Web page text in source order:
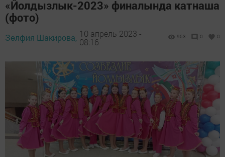
«Йолдызлык-2023» финалында катнаша
(фото)
Зөлфия Шакирова, 10 апрель 2023 -
08:16
953 0 0